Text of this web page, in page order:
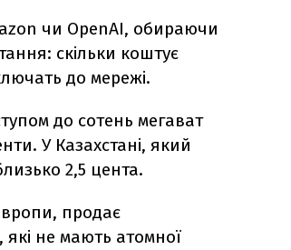
чи OpenAI, обираючи
скільки коштує
до мережі.
до сотень мегават
У Казахстані, який
2,5 цента.
продає
які не мають атомної